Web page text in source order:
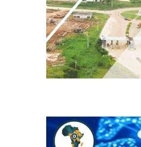
Modernisation des
infrastructures : À Libreville, le
centre...
27 juillet 2026